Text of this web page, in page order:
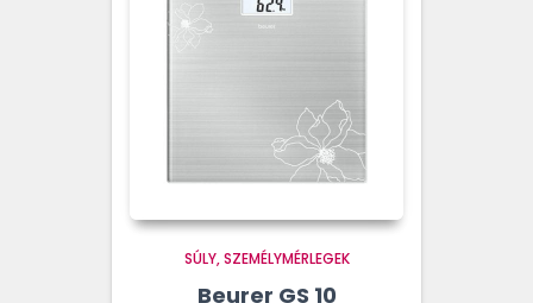
SÚLY SZEMÉLYMÉRLEGEK
Beurer GS 10